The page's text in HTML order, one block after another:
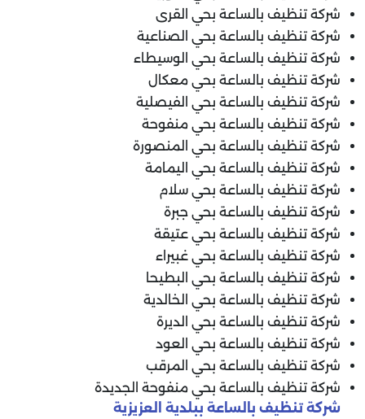
شركة تنظيف بالساعة بحي القرى
شركة تنظيف بالساعة بحي الصناعية
شركة تنظيف بالساعة بحي الوسيطاء
شركة تنظيف بالساعة بحي معكال
شركة تنظيف بالساعة بحي الفيصلية
شركة تنظيف بالساعة بحي منفوحة
شركة تنظيف بالساعة بحي المنصورة
شركة تنظيف بالساعة بحي اليمامة
شركة تنظيف بالساعة بحي سلام
شركة تنظيف بالساعة بحي جبرة
شركة تنظيف بالساعة بحي عتيقة
شركة تنظيف بالساعة بحي غبيراء
شركة تنظيف بالساعة بحي البطيحا
شركة تنظيف بالساعة بحي الخالدية
شركة تنظيف بالساعة بحي الديرة
شركة تنظيف بالساعة بحي العود
شركة تنظيف بالساعة بحي المرقب
شركة تنظيف بالساعة بحي منفوحة الجديدة
شركة تنظيف بالساعة ببلدية العزيزية